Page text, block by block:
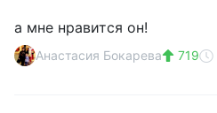
а мне нравится он!
Анастасия Бокарева 719